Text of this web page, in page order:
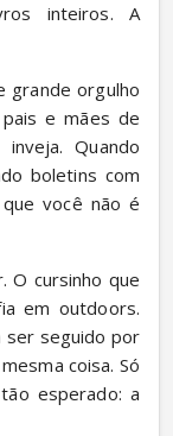
inteiros. A
grande orgulho
e mães de
Quando
boletins com
você não é
O cursinho que
em outdoors.
ser seguido por
coisa. Só
esperado: a